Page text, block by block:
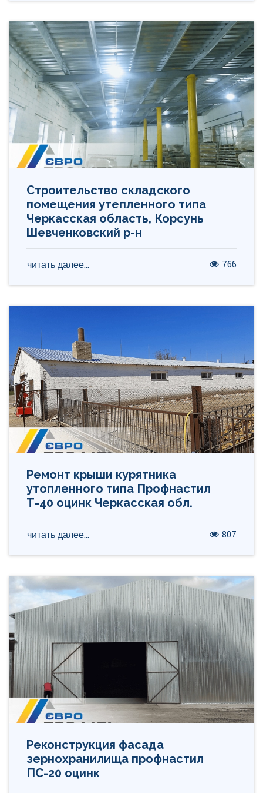
Строительство складского
помещения утепленного типа
Черкасская область, Корсунь
Шевченковский р-н
читать далее... 766
Ремонт крыши курятника
утопленного типа Профнастил
Т-40 оцинк Черкасская обл.
читать далее... 807
Реконструкция фасада
зернохранилища профнастил
ПС-20 оцинк